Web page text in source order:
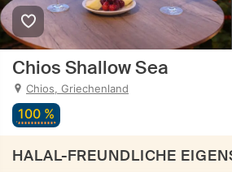
Chios Shallow Sea
Chios, Griechenland
100 %
HALAL-FREUNDLICHE